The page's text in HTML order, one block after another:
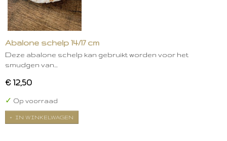
Abalone schelp 14/17 cm
Deze abalone schelp kan gebruikt worden voor het
smudgen van…
€ 12,50
✓ Op voorraad
IN WINKELWAGEN